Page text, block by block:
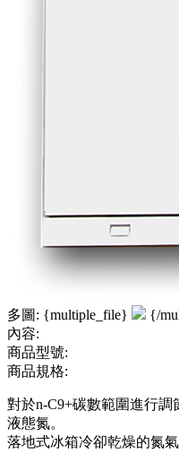
多圖: {multiple_file}
{/
內容:
商品型號:
商品規格:
對於n-C9+碳數範圍進行
液態氮。
落地式冰箱冷卻乾燥的氮氣